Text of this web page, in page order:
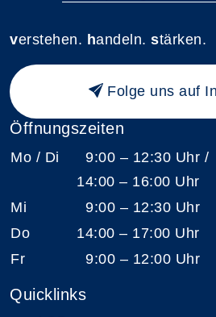
verstehen. handeln. stärken.
Folge uns auf
Öffnungszeiten
Mo / Di
9:00 – 12:30 Uhr /
14:00 – 16:00 Uhr
Mi
9:00 – 12:30 Uhr
Do
14:00 – 17:00 Uhr
Fr
9:00 – 12:00 Uhr
Quicklinks